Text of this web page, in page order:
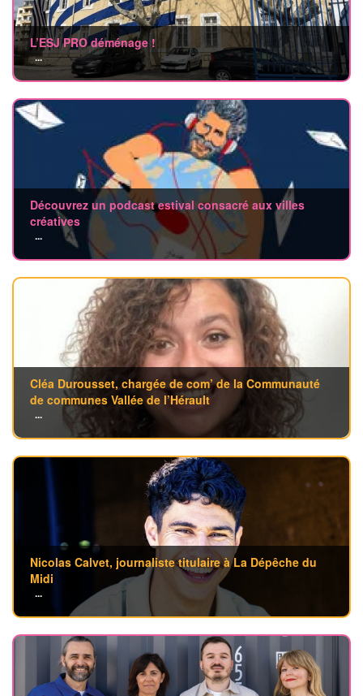
L’ESJ PRO déménage !
...
Découvrez un podcast estival consacré aux villes
créatives
...
Cléa Durousset, chargée de com’ de la Communauté
de communes Vallée de l’Hérault
...
Nicolas Calvet, journaliste titulaire à La Dépêche du
Midi
...